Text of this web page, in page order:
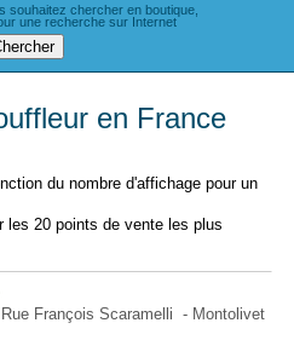
souhaitez chercher en boutique,
une recherche sur Internet
en France
du nombre d'affichage pour un
les 20 points de vente les plus
François Scaramelli - Montolivet